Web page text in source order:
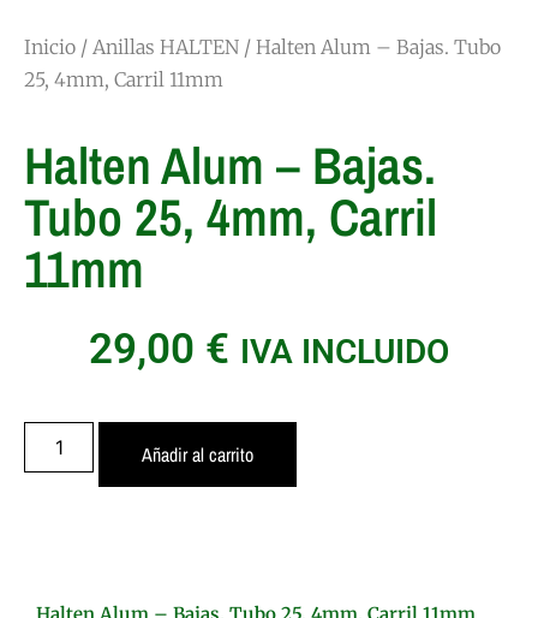
Inicio / Anillas HALTEN / Halten Alum – Bajas. Tubo
25, 4mm, Carril 11mm
Halten Alum – Bajas.
Tubo 25, 4mm, Carril
11mm
29,00 € IVA INCLUIDO
Añadir al carrito